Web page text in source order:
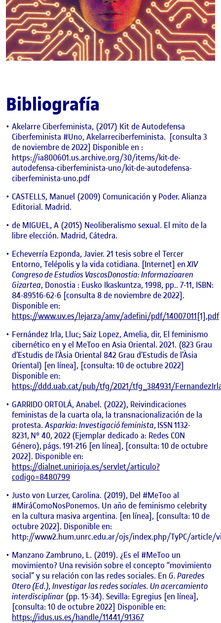
Bibliografía
Akelarre Ciberfeminista, (2017) Kit de Autodefensa
Ciberfeminista #Uno, Akelarreciberfeminista. [consulta 3
de noviembre de 2022] Disponible en :
https://ia800601.us.archive.org/30/items/kit-de-
autodefensa-ciberfeminista-uno/kit-de-autodefensa-
ciberfeminista-uno.pdf
CASTELLS, Manuel (2009) Comunicación y Poder. Alianza
Editorial. Madrid.
de MIGUEL, A (2015) Neoliberalismo sexual. El mito de la
libre elección. Madrid, Cátedra.
Echeverría Ezponda, Javier. 21 tesis sobre el Tercer
Entorno, Telépolis y la vida cotidiana. [Internet] enXIV
Congreso de Estudios VascosDonostia: Informazioaren
Gizartea, Donostia : Eusko Ikaskuntza, 1998, pp.. 7-11, ISBN:
84-89516-62-6 [consulta 8 de noviembre de 2022].
Disponible en:
https://www.uv.es/lejarza/amv/adefini/pdf/14007011[1].pdf
Fernández Irla, Lluc; Saiz Lopez, Amelia, dir, El feminismo
cibernético en y el MeToo en Asia Oriental. 2021. (823 Grau
d’Estudis de l’Àsia Oriental 842 Grau d’Estudis de l’Àsia
Oriental) [en línea], [consulta: 10 de octubre 2022]
Disponible en:
https://ddd.uab.cat/pub/tfg/2021/tfg_384931/
GARRIDO ORTOLÁ, Anabel. (2022), Reivindicaciones
feministas de la cuarta ola, la transnacionalización de la
protesta.Asparkia: Investigació feminista, ISSN 1132-
8231, Nº 40, 2022 (Ejemplar dedicado a: Redes CON
Género), págs. 191-216 [en línea], [consulta: 10 de octubre
2022]. Disponible en:
https://dialnet.unirioja.es/servlet/articulo?
codigo=8480799
Justo von Lurzer, Carolina. (2019), Del #MeToo al
#MiráComoNosPonemos. Un año de feminismo celebrity
en la cultura masiva argentina. [en línea], [consulta: 10 de
octubre 2022]. Disponible en:
http://www2.hum.unrc.edu.ar/ojs/index.php/TyPC/article/
Manzano Zambruno, L. (2019). ¿Es el #MeToo un
movimiento? Una revisión sobre el concepto “movimiento
social” y su relación con las redes sociales. En G. Paredes
Otero (Ed.), Investigar las redes sociales. Un acercamiento
interdisciplinar (pp. 15-34). Sevilla: Egregius [en línea],
[consulta: 10 de octubre 2022] Disponible en:
https://idus.us.es/handle/11441/91367